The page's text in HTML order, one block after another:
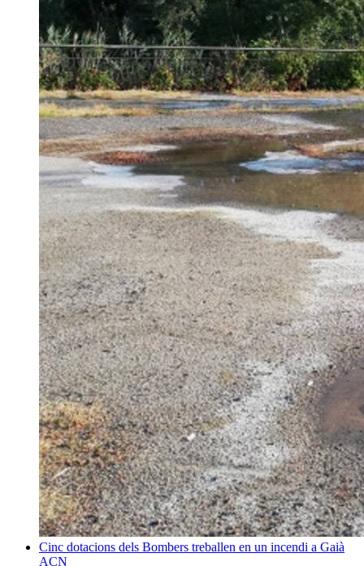
Cinc dotacions dels Bombers treballen en un incendi a Gaià
ACN